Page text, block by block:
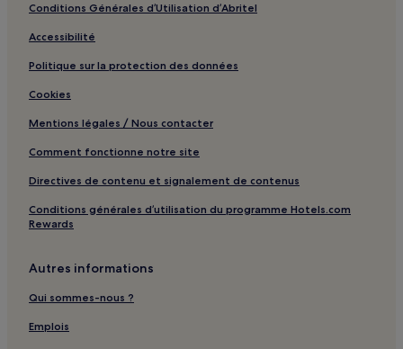
North Laine : hôtels 4 étoiles
Palmeira Mansions : hôtels à proximité
Gare de Lewes : hôtels à proximité
Chapelle royale : hôtels à proximité
Seven Dials : hôtels Hôtels avec cuisine
Seven Dials : hôtels 3 étoiles
Front de mer d'Eastbourne : hôtels Hôtels avec parking
Front de mer d'Eastbourne : hôtels 4 étoiles
Peace Statue : hôtels à proximité
Hippodrome de Plumpton : hôtels à proximité
Conditions Générales d’Utilisation d’Abritel
Accessibilité
Politique sur la protection des données
Cookies
Mentions légales / Nous contacter
Comment fonctionne notre site
Directives de contenu et signalement de contenus
Conditions générales d’utilisation du programme Hotels.com
Rewards
Autres informations
Qui sommes-nous ?
Emplois